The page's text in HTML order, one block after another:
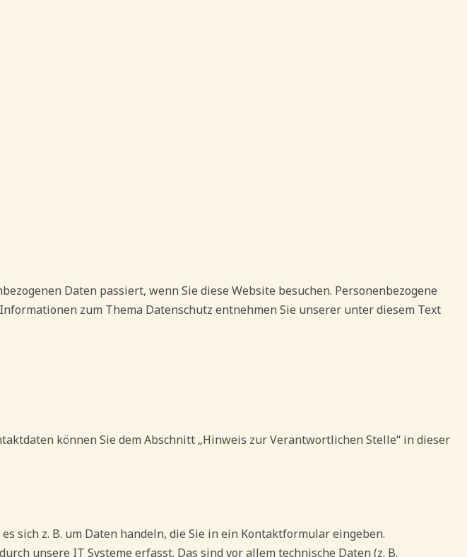
Daten passiert, wenn Sie diese Website besuchen. Personenbezogene
zum Thema Datenschutz entnehmen Sie unserer unter diesem Text
können Sie dem Abschnitt „Hinweis zur Verantwortlichen Stelle“ in dieser
sich z. B. um Daten handeln, die Sie in ein Kontaktformular eingeben.
unsere IT Systeme erfasst. Das sind vor allem technische Daten (z. B.